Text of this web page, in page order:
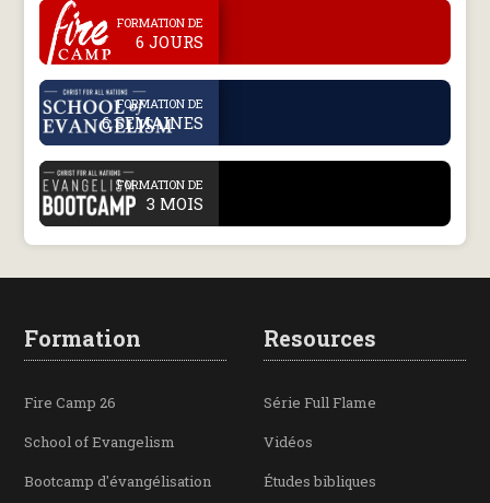
. FORMATION DE
6 JOURS
. FORMATION DE
6 SEMAINES
. FORMATION DE
3 MOIS
Formation
Fire Camp 26
School of Evangelism
Bootcamp d'évangélisation
Resources
Série Full Flame
Vidéos
Études bibliques